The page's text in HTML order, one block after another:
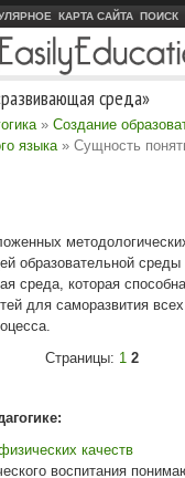
КАРТА САЙТА ПОИСК
среда»
» Создание
языка » Сущность
образовательной
среда, которая
для саморазвития
Страницы: 1 2
качеств
воспитания